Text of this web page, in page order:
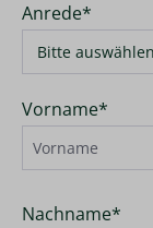
Anrede*
Vorname*
Nachname*